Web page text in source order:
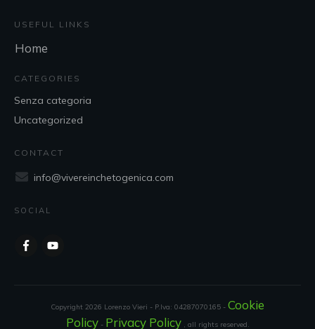
USEFUL LINKS
Home
CATEGORIES
Senza categoria
Uncategorized
CONTACT
info@vivereinchetogenica.com
SOCIAL
Copyright 2026 Lorenzo Vieri - P.Iva: 04287070165 - Cookie
Policy- Privacy Policy, all rights reserved.